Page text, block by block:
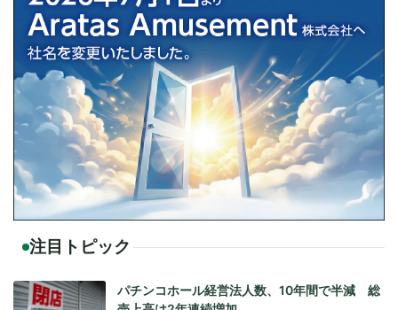
注目トピック
パチンコホール経営法人数、10年間で半減 総